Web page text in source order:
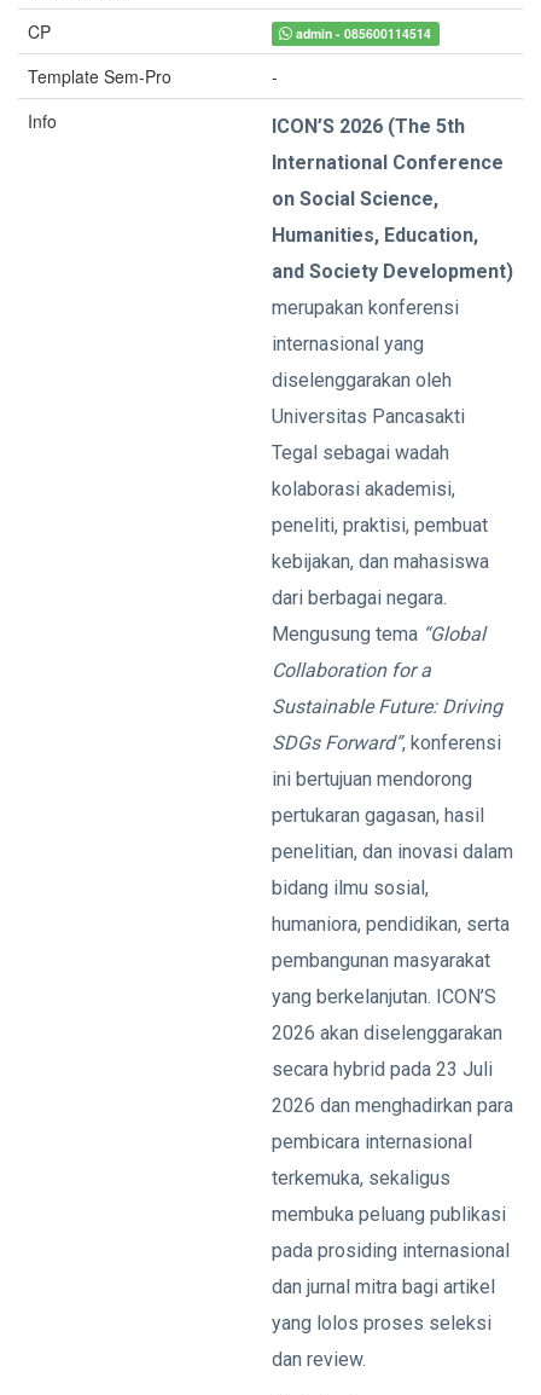
CP
admin - 085600114514
Template Sem-Pro
-
Info
ICON’S 2026 (The 5th
International Conference
on Social Science,
Humanities, Education,
and Society Development)
merupakan konferensi
internasional yang
diselenggarakan oleh
Universitas Pancasakti
Tegal sebagai wadah
kolaborasi akademisi,
peneliti, praktisi, pembuat
kebijakan, dan mahasiswa
dari berbagai negara.
Mengusung tema “Global
Collaboration for a
Sustainable Future: Driving
SDGs Forward”, konferensi
ini bertujuan mendorong
pertukaran gagasan, hasil
penelitian, dan inovasi dalam
bidang ilmu sosial,
humaniora, pendidikan, serta
pembangunan masyarakat
yang berkelanjutan. ICON’S
2026 akan diselenggarakan
secara hybrid pada 23 Juli
2026 dan menghadirkan para
pembicara internasional
terkemuka, sekaligus
membuka peluang publikasi
pada prosiding internasional
dan jurnal mitra bagi artikel
yang lolos proses seleksi
dan review.